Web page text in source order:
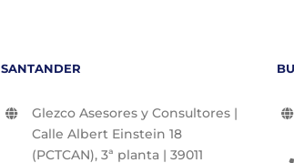
SANTANDER
Glezco Asesores y Consultores |
Calle Albert Einstein 18
(PCTCAN), 3ª planta | 39011